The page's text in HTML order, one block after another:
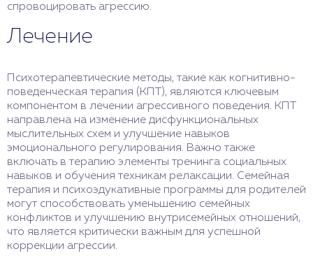
спровоцировать агрессию.
Лечение
Психотерапевтические методы, такие как когнитивно-
поведенческая терапия (КПТ), являются ключевым
компонентом в лечении агрессивного поведения. КПТ
направлена на изменение дисфункциональных
мыслительных схем и улучшение навыков
эмоционального регулирования. Важно также
включать в терапию элементы тренинга социальных
навыков и обучения техникам релаксации. Семейная
терапия и психоэдукативные программы для родителей
могут способствовать уменьшению семейных
конфликтов и улучшению внутрисемейных отношений,
что является критически важным для успешной
коррекции агрессии.